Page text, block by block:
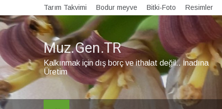
to
content
Tarım Takvimi Bodur meyve Bitki-Foto Resimler
Muz.Gen.TR
Kalkınmak için dış borç ve ithalat değil.. İnadına
Üretim